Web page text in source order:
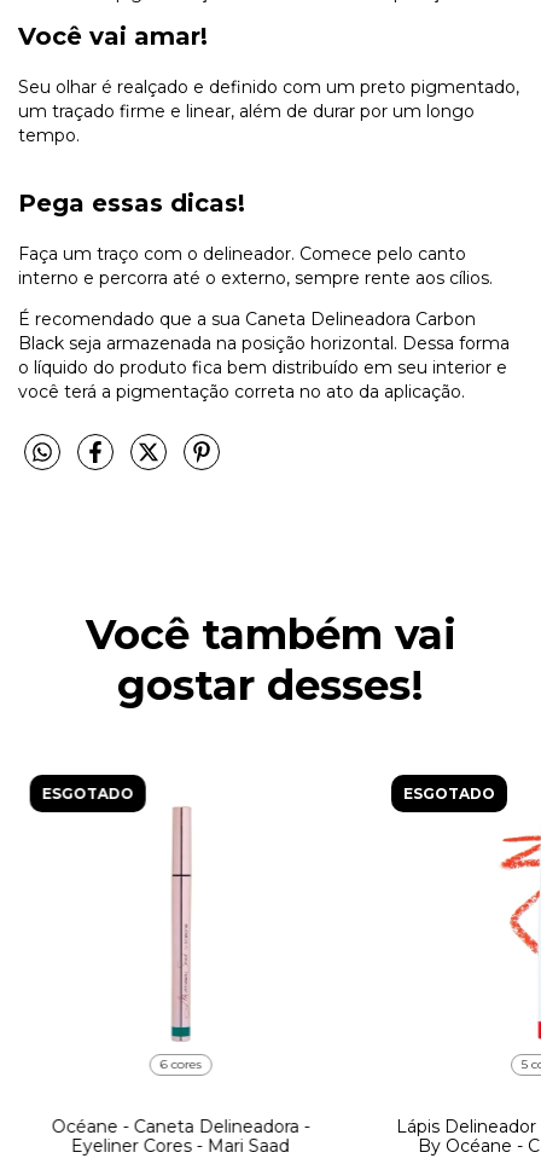
Você vai amar!
Seu olhar é realçado e definido com um preto pigmentado,
um traçado firme e linear, além de durar por um longo
tempo.
Pega essas dicas!
Faça um traço com o delineador. Comece pelo canto
interno e percorra até o externo, sempre rente aos cílios.
É recomendado que a sua Caneta Delineadora Carbon
Black seja armazenada na posição horizontal. Dessa forma
o líquido do produto fica bem distribuído em seu interior e
você terá a pigmentação correta no ato da aplicação.
Você também vai
gostar desses!
ESGOTADO
6 cores
Océane - Caneta Delineadora -
Eyeliner Cores - Mari Saad
ESGOTADO
5
Lápis
By Océane -